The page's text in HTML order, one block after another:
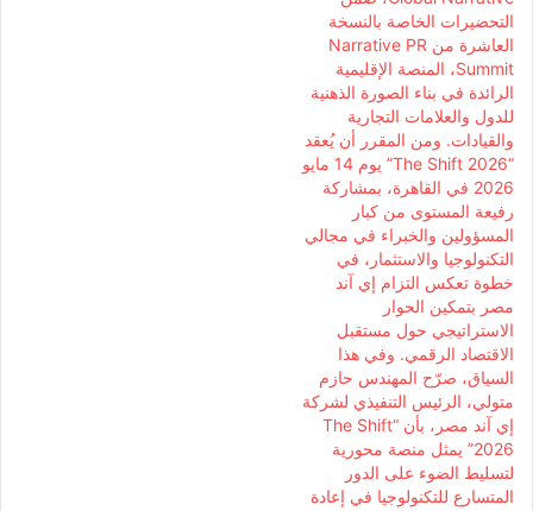
التحضيرات الخاصة بالنسخة
العاشرة من Narrative PR
Summit، المنصة الإقليمية
الرائدة في بناء الصورة الذهنية
للدول والعلامات التجارية
والقيادات. ومن المقرر أن يُعقد
“The Shift 2026” يوم 14 مايو
2026 في القاهرة، بمشاركة
رفيعة المستوى من كبار
المسؤولين والخبراء في مجالي
التكنولوجيا والاستثمار، في
خطوة تعكس التزام إي آند
مصر بتمكين الحوار
الاستراتيجي حول مستقبل
الاقتصاد الرقمي. وفي هذا
السياق، صرّح المهندس حازم
متولي، الرئيس التنفيذي لشركة
إي آند مصر، بأن “The Shift
2026” يمثل منصة محورية
لتسليط الضوء على الدور
المتسارع للتكنولوجيا في إعادة